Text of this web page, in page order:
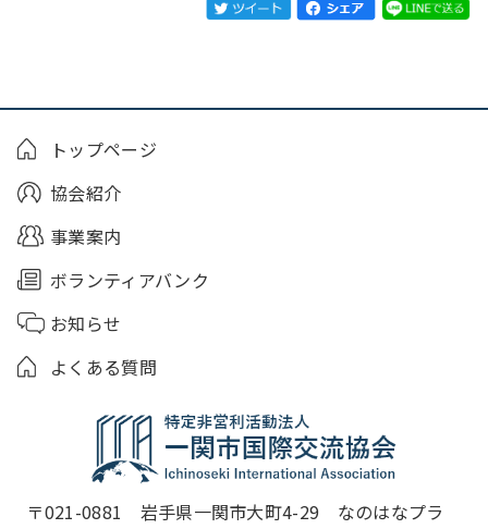
トップページ
協会紹介
事業案内
ボランティアバンク
お知らせ
よくある質問
〒021-0881　岩手県一関市大町4-29　なのはなプラ